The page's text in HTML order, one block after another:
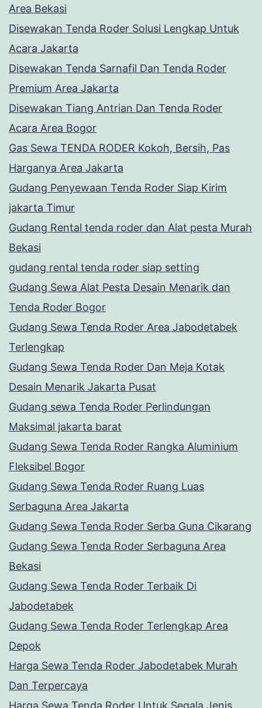
Area Bekasi
Disewakan Tenda Roder Solusi Lengkap Untuk
Acara Jakarta
Disewakan Tenda Sarnafil Dan Tenda Roder
Premium Area Jakarta
Disewakan Tiang Antrian Dan Tenda Roder
Acara Area Bogor
Gas Sewa TENDA RODER Kokoh, Bersih, Pas
Harganya Area Jakarta
Gudang Penyewaan Tenda Roder Siap Kirim
jakarta Timur
Gudang Rental tenda roder dan Alat pesta Murah
Bekasi
gudang rental tenda roder siap setting
Gudang Sewa Alat Pesta Desain Menarik dan
Tenda Roder Bogor
Gudang Sewa Tenda Roder Area Jabodetabek
Terlengkap
Gudang Sewa Tenda Roder Dan Meja Kotak
Desain Menarik Jakarta Pusat
Gudang sewa Tenda Roder Perlindungan
Maksimal jakarta barat
Gudang Sewa Tenda Roder Rangka Aluminium
Fleksibel Bogor
Gudang Sewa Tenda Roder Ruang Luas
Serbaguna Area Jakarta
Gudang Sewa Tenda Roder Serba Guna Cikarang
Gudang Sewa Tenda Roder Serbaguna Area
Bekasi
Gudang Sewa Tenda Roder Terbaik Di
Jabodetabek
Gudang Sewa Tenda Roder Terlengkap Area
Depok
Harga Sewa Tenda Roder Jabodetabek Murah
Dan Terpercaya
Harga Sewa Tenda Roder Untuk Segala Jenis